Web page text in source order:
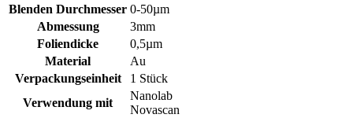
Blenden Durchmesser 0-50µm
Abmessung
3mm
Foliendicke
0,5µm
Material
Au
Verpackungseinheit
1 Stück
Verwendung mit
Nanolab
Novascan